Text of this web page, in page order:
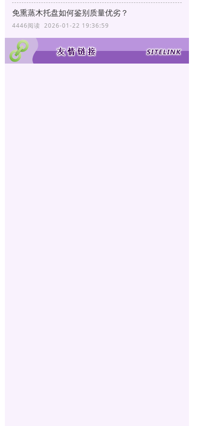
免熏蒸木托盘如何鉴别质量优劣？
4446阅读 2026-01-22 19:36:59